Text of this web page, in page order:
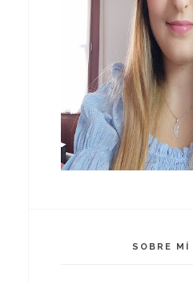
SOBRE MÍ